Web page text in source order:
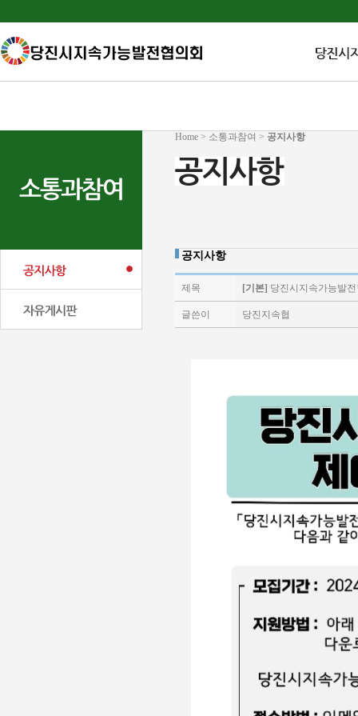
Home > 소통과참여 > 공지사항
공지사항
제목 [기본] 당진시지속가능발
글쓴이 당진지속협